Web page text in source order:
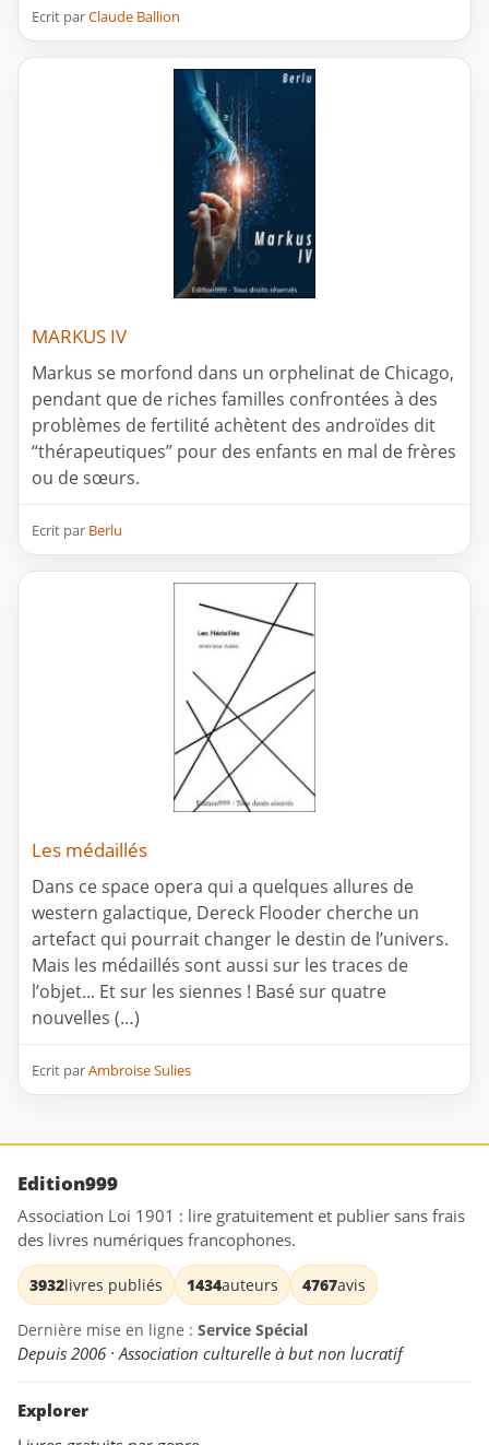
Ecrit parClaude Ballion
MARKUS IV
Markus se morfond dans un orphelinat de Chicago,
pendant que de riches familles confrontées à des
problèmes de fertilité achètent des androïdes dit
“thérapeutiques” pour des enfants en mal de frères
ou de sœurs.
Ecrit par Berlu
Les médaillés
Dans ce space opera qui a quelques allures de
western galactique, Dereck Flooder cherche un
artefact qui pourrait changer le destin de l’univers.
Mais les médaillés sont aussi sur les traces de
l’objet... Et sur les siennes ! Basé sur quatre
nouvelles (…)
Ecrit parAmbroise Sulies
Edition999
Association Loi 1901 : lire gratuitement et publier sans frais
des livres numériques francophones.
3932livres publiés 1434auteurs 4767avis
Dernière mise en ligne : Service Spécial
Depuis 2006 · Association culturelle à but non lucratif
Explorer